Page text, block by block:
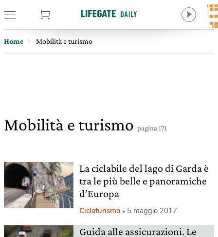
Home Mobilità e turismo
Mobilità e turismo pagina 171
La ciclabile del lago di Garda è
tra le più belle e panoramiche
d’Europa
Cicloturismo 5 maggio 2017
Guida alle assicurazioni. Le